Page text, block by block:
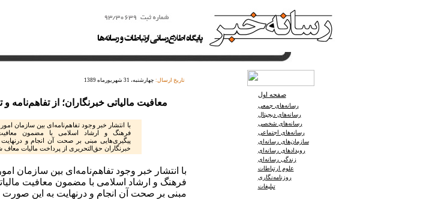
تاریخ ارسال: چهارشنبه، 31 شهریورماه 1389
معافیت مالیاتی خبرنگاران؛ از تفاهم‌نامه و
با انتشار خبر وجود تفاهم‌نامه‌ای بین سازمان
فرهنگ و ارشاد اسلامی با مضمون معافیت
پیگیری‌هایی مبنی بر صحت آن انجام و
خبرنگاران حق‌التحریری از پرداخت مالیات
با انتشار خبر وجود تفاهم‌نامه‌ای بین سازمان
فرهنگ و ارشاد اسلامی با مضمون معافیت
مبنی بر صحت آن انجام و درنهایت به این صورت
صفحه اول
رسانه‌های جمعی
رسانه‌های دیجیتال
رسانه‌های شخصی
رسانه‌های اجتماعی
سازمان‌های رسانه‌ای
رویدادهای رسانه‌ای
زندگی رسانه‌ای
علوم ارتباطات
روزنامه‌نگاری
تبلیغات